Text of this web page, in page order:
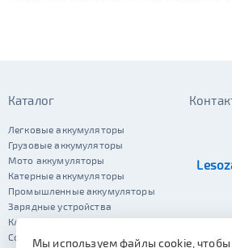
Каталог
Легковые аккумуляторы
Грузовые аккумуляторы
Мото аккумуляторы
Катерные аккумуляторы
Промышленные аккумуляторы
Зарядные устройства
Клеммы
Сопутствующие автотовары
Мы используем файлы cookie, чтобы